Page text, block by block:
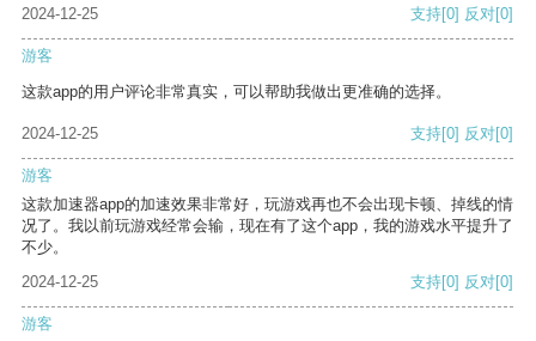
2024-12-25
支持[0] 反对[0]
游客
这款app的用户评论非常真实，可以帮助我做出更准确的选择。
2024-12-25 支持[0] 反对[0]
游客
这款加速器app的加速效果非常好，玩游戏再也不会出现卡顿、掉线的情
况了。我以前玩游戏经常会输，现在有了这个app，我的游戏水平提升了
不少。
2024-12-25
支持[0] 反对[0]
游客